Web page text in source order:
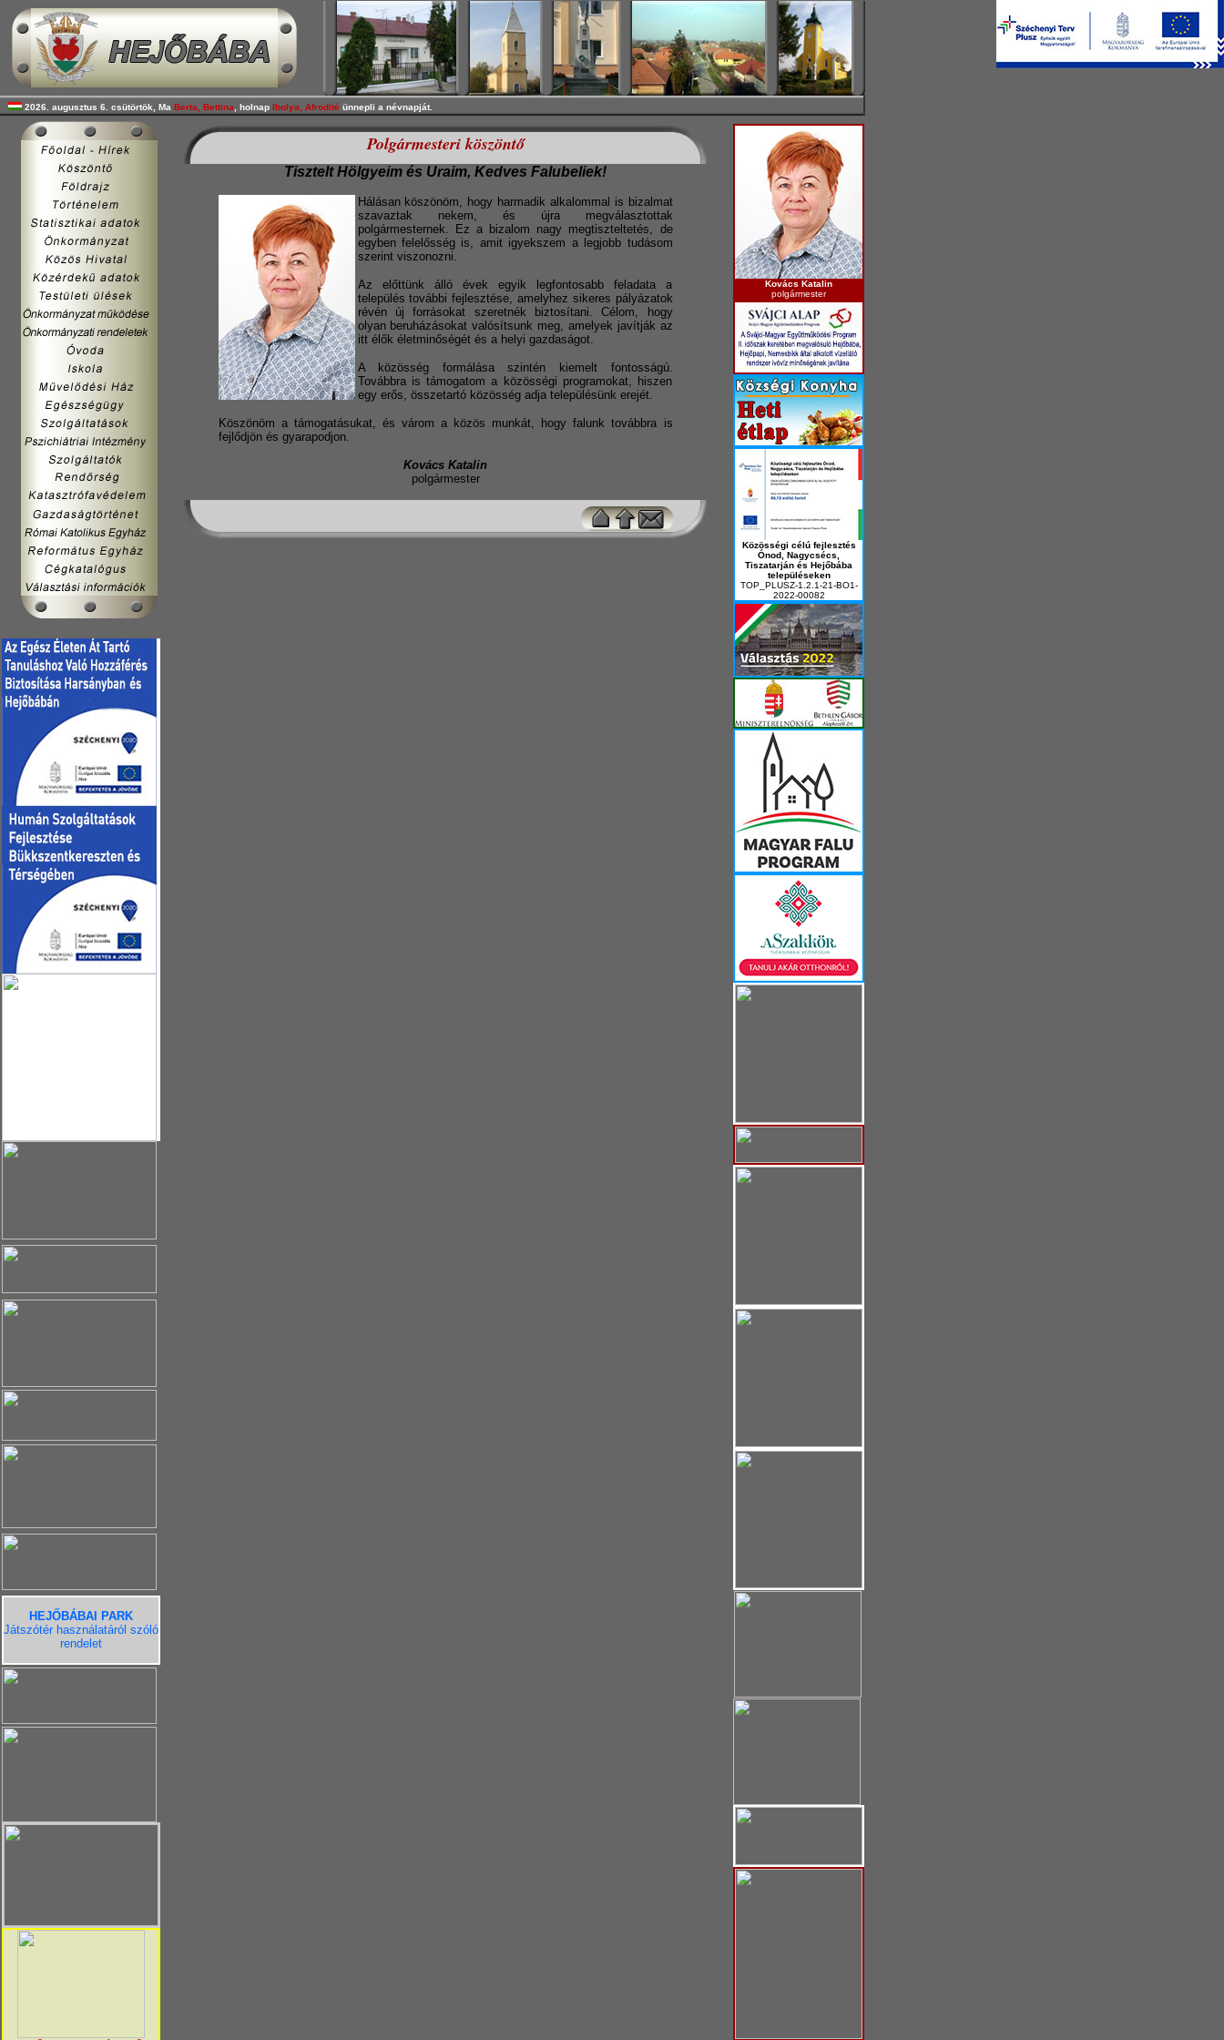
HEJŐBÁBAI PARK
Játszótér használatáról szóló
rendelet
Polgármesteri köszöntő
Tisztelt Hölgyeim és Uraim, Kedves Falubeliek!
Hálásan köszönöm, hogy harmadik alkalommal is bizalmat
szavaztak nekem, és újra megválasztottak
polgármesternek. Ez a bizalom nagy megtiszteltetés, de
egyben felelősség is, amit igyekszem a legjobb tudásom
szerint viszonozni.
Az előttünk álló évek egyik legfontosabb feladata a
település további fejlesztése, amelyhez sikeres pályázatok
révén új forrásokat szeretnék biztosítani. Célom, hogy
olyan beruházásokat valósítsunk meg, amelyek javítják az
itt élők életminőségét és a helyi gazdaságot.
A közösség formálása szintén kiemelt fontosságú.
Továbbra is támogatom a közösségi programokat, hiszen
egy erős, összetartó közösség adja településünk erejét.
Köszönöm a támogatásukat, és várom a közös munkát, hogy falunk továbbra is
fejlődjön és gyarapodjon.
Kovács Katalin
polgármester
Kovács Katalin
polgármester
Közösségi célú fejlesztés
Ónod, Nagycsécs,
Tiszatarján és Hejőbába
településeken
TOP_PLUSZ-1.2.1-21-BO1-
2022-00082
2026. augusztus 6. csütörtök, Ma Berta, Bettina , holnap Ibolya, Afrodité ünnepli a névnapját.